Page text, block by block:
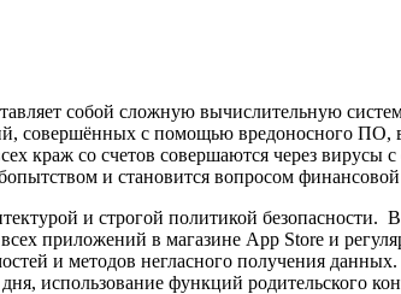
собой сложную вычислительную
совершённых с помощью вредоносного ПО,
краж со счетов совершаются через вирусы
и становится вопросом
и строгой политикой
приложений в магазине App Store и
и методов негласного получения
использование функций родительского